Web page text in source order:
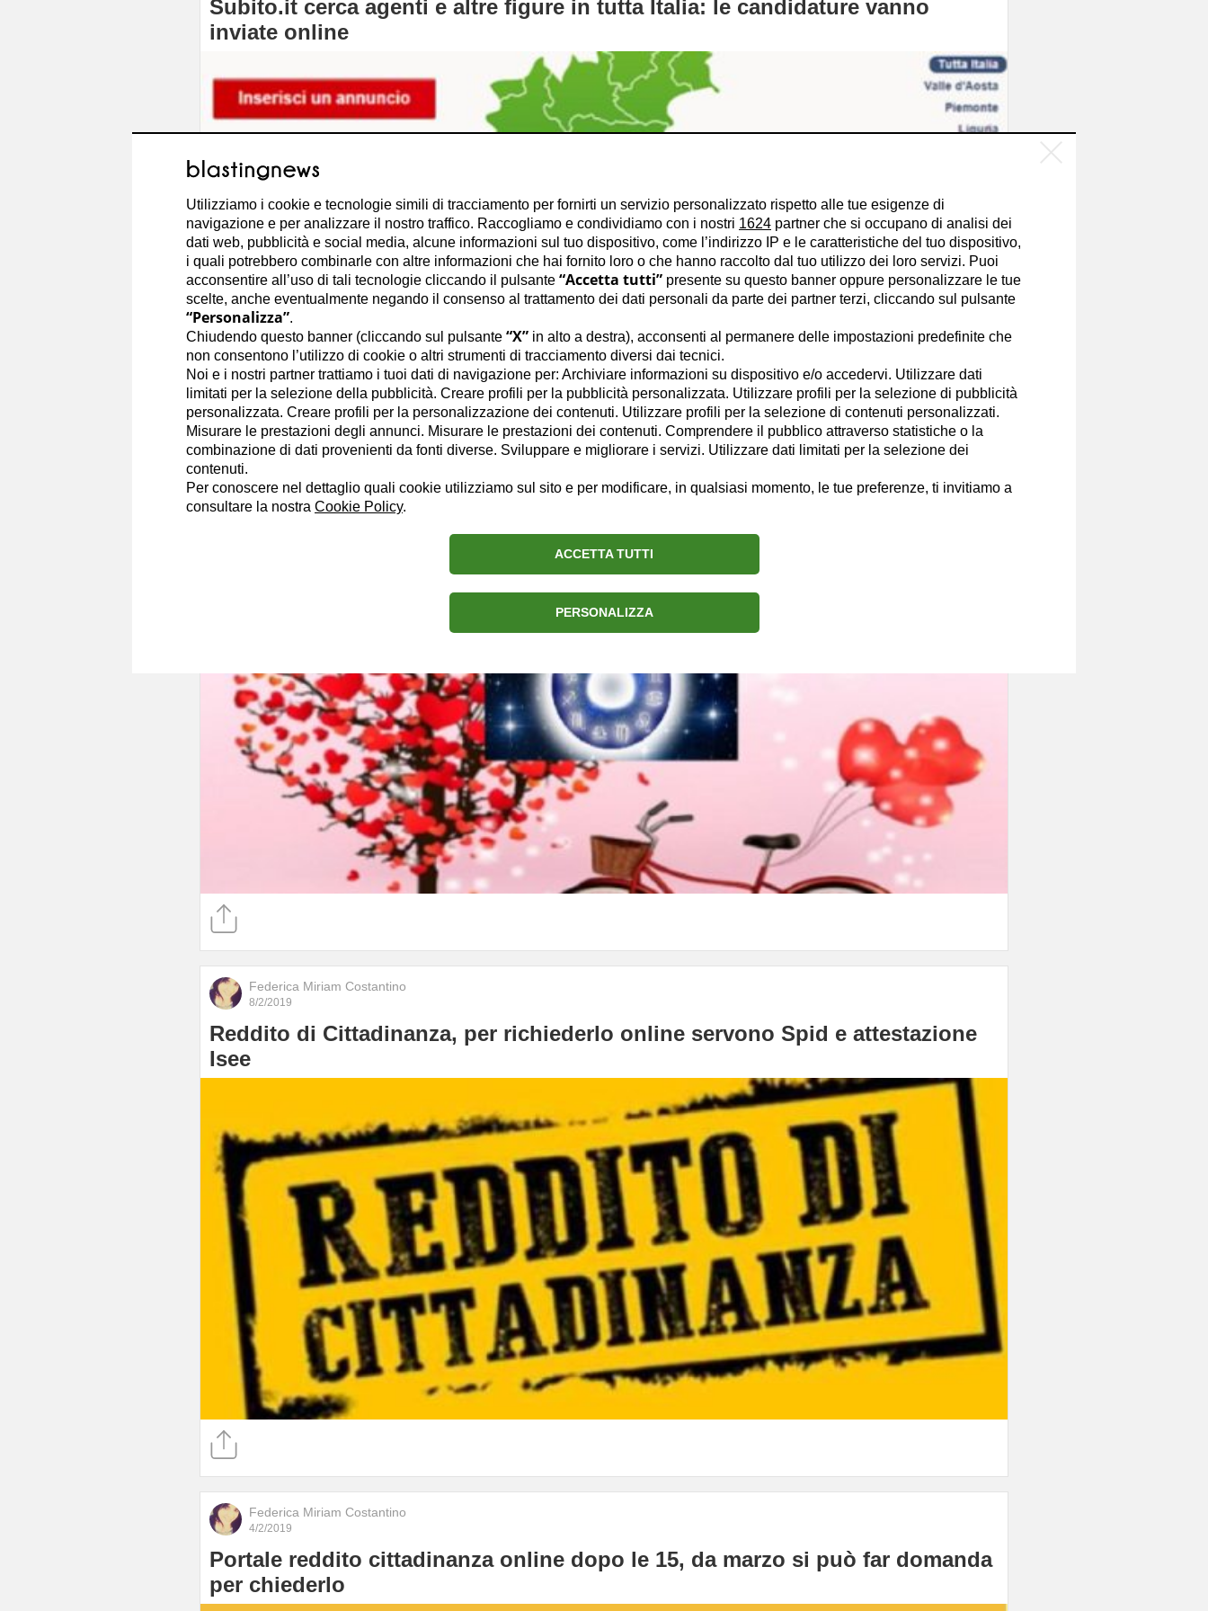
Subito.it cerca agenti e altre figure in tutta Italia: le candidature vanno
inviate online
Federica Miriam Costantino
10/2/2019
Oroscopo di San Valentino: emozioni forti per Leone, rottura per Sagittario
Federica Miriam Costantino
8/2/2019
Reddito di Cittadinanza, per richiederlo online servono Spid e attestazione
Isee
Federica Miriam Costantino
4/2/2019
Portale reddito cittadinanza online dopo le 15, da marzo si può far domanda
per chiederlo
Utilizziamo i cookie e tecnologie simili di tracciamento per fornirti un servizio personalizzato rispetto alle tue esigenze di
navigazione e per analizzare il nostro traffico. Raccogliamo e condividiamo con i nostri 1624 partner che si occupano di analisi dei
dati web, pubblicità e social media, alcune informazioni sul tuo dispositivo, come l’indirizzo IP e le caratteristiche del tuo dispositivo,
i quali potrebbero combinarle con altre informazioni che hai fornito loro o che hanno raccolto dal tuo utilizzo dei loro servizi. Puoi
acconsentire all’uso di tali tecnologie cliccando il pulsante “Accetta tutti” presente su questo banner oppure personalizzare le tue
scelte, anche eventualmente negando il consenso al trattamento dei dati personali da parte dei partner terzi, cliccando sul pulsante
“Personalizza”.
Chiudendo questo banner (cliccando sul pulsante “X” in alto a destra), acconsenti al permanere delle impostazioni predefinite che
non consentono l’utilizzo di cookie o altri strumenti di tracciamento diversi dai tecnici.
Noi e i nostri partner trattiamo i tuoi dati di navigazione per: Archiviare informazioni su dispositivo e/o accedervi. Utilizzare dati
limitati per la selezione della pubblicità. Creare profili per la pubblicità personalizzata. Utilizzare profili per la selezione di pubblicità
personalizzata. Creare profili per la personalizzazione dei contenuti. Utilizzare profili per la selezione di contenuti personalizzati.
Misurare le prestazioni degli annunci. Misurare le prestazioni dei contenuti. Comprendere il pubblico attraverso statistiche o la
combinazione di dati provenienti da fonti diverse. Sviluppare e migliorare i servizi. Utilizzare dati limitati per la selezione dei
contenuti.
Per conoscere nel dettaglio quali cookie utilizziamo sul sito e per modificare, in qualsiasi momento, le tue preferenze, ti invitiamo a
consultare la nostra Cookie Policy.
ACCETTA TUTTI
PERSONALIZZA